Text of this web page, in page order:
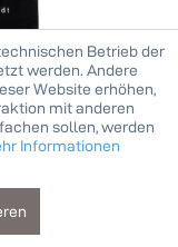
Betrieb der
werden. Andere
Website erhöhen,
mit anderen
sollen, werden
Informationen